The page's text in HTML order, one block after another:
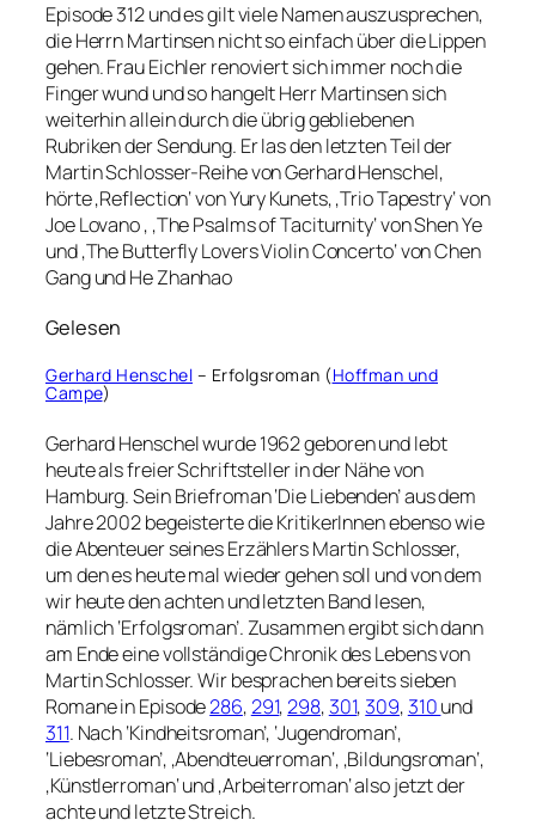
Episode 312 und es gilt viele Namen auszusprechen,
die Herrn Martinsen nicht so einfach über die Lippen
gehen. Frau Eichler renoviert sich immer noch die
Finger wund und so hangelt Herr Martinsen sich
weiterhin allein durch die übrig gebliebenen
Rubriken der Sendung. Er las den letzten Teil der
Martin Schlosser-Reihe von Gerhard Henschel,
hörte ‚Reflection‘ von Yury Kunets, ‚Trio Tapestry‘ von
Joe Lovano , ‚The Psalms of Taciturnity‘ von Shen Ye
und ‚The Butterfly Lovers Violin Concerto‘ von Chen
Gang und He Zhanhao
Gelesen
Gerhard Henschel – Erfolgsroman (Hoffman und
Campe)
Gerhard Henschel wurde 1962 geboren und lebt
heute als freier Schriftsteller in der Nähe von
Hamburg. Sein Briefroman ‘Die Liebenden’ aus dem
Jahre 2002 begeisterte die KritikerInnen ebenso wie
die Abenteuer seines Erzählers Martin Schlosser,
um den es heute mal wieder gehen soll und von dem
wir heute den achten und letzten Band lesen,
nämlich ‘Erfolgsroman’. Zusammen ergibt sich dann
am Ende eine vollständige Chronik des Lebens von
Martin Schlosser. Wir besprachen bereits sieben
Romane in Episode286,291,298, 301, 309, 310und
311. Nach ‘Kindheitsroman’, ‘Jugendroman’,
‘Liebesroman’, ‚Abendteuerroman‘, ‚Bildungsroman‘,
‚Künstlerroman‘ und ‚Arbeiterroman‘ also jetzt der
achte und letzte Streich.